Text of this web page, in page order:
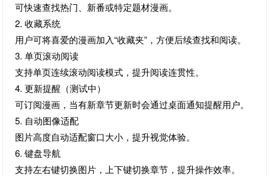
可快速查找热门、新番或特定题材漫画。
2. 收藏系统
用户可将喜爱的漫画加入“收藏夹”，方便后续查找和阅读。
3. 单页滚动阅读
支持单页连续滚动阅读模式，提升阅读连贯性。
4. 更新提醒（测试中）
可订阅漫画，当有新章节更新时会通过桌面通知提醒用户。
5. 自动图像适配
图片高度自动适配窗口大小，提升视觉体验。
6. 键盘导航
支持左右键切换图片，上下键切换章节，提升操作效率。